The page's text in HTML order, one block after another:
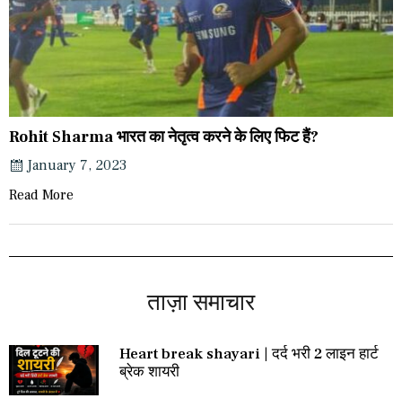
Rohit Sharma भारत का नेतृत्व करने के लिए फिट हैं?
January 7, 2023
Read More
ताज़ा समाचार
Heart break shayari | दर्द भरी 2 लाइन हार्ट
ब्रेक शायरी